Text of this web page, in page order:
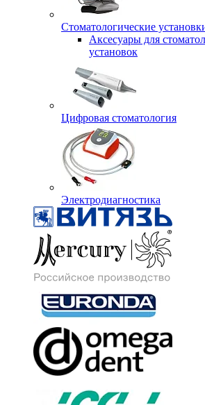
Стоматологические
Аксесуары для
установок
Цифровая стоматология
Электродиагностика